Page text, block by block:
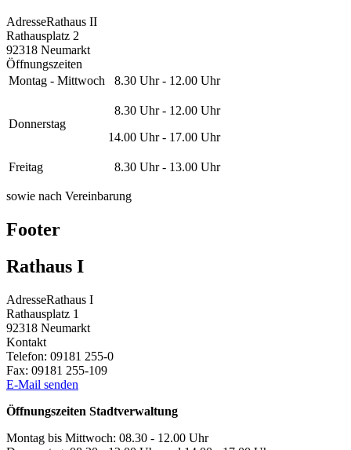
AdresseRathaus II
Rathausplatz 2
92318 Neumarkt
Öffnungszeiten
Montag - Mittwoch
8.30 Uhr - 12.00 Uhr
Donnerstag
8.30 Uhr - 12.00 Uhr
14.00 Uhr - 17.00 Uhr
Freitag 8.30 Uhr - 13.00 Uhr
sowie nach Vereinbarung
Footer
Rathaus I
AdresseRathaus I
Rathausplatz 1
92318 Neumarkt
Kontakt
Telefon: 09181 255-0
Fax: 09181 255-109
E-Mail senden
Öffnungszeiten Stadtverwaltung
Montag bis Mittwoch: 08.30 - 12.00 Uhr